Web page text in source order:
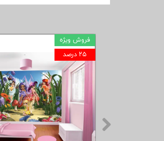
فروش ویژه
۲۵ درصد